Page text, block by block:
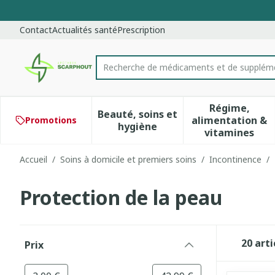
ContactActualités santéPrescription
Rechercher
Recherche de médicaments et de s
Promotions
Beauté, soins et
hygièneAfficher le sous-menu pour
Régime,
alimentation &
vitamines
Afficher
Accueil / Soins à domicile et premiers soins / Incontinence /
Protection de la peau
Prix
20